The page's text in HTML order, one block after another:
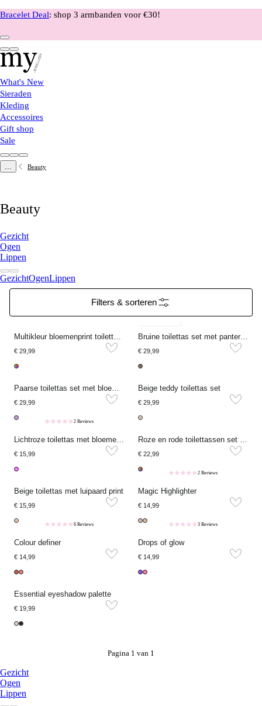
Bracelet Deal: shop 3 armbanden voor €30!
What's New
Sieraden
Kleding
Accessoires
Gift shop
Sale
... Beauty
Beauty
Gezicht
Ogen
Lippen
GezichtOgenLippen
Filters & sorteren
€ 29,99
Reisessential
€ 29,99
€ 29,99
Beige teddy toilettas set
€ 29,99
2 Reviews
€ 15,99 € 22,99
Beige toilettas met luipaard print
€ 15,99
2 Reviews
Magic Highlighter
€ 14,99
6 Reviews
Colour definer
€ 14,99
3 Reviews
Drops of glow
€ 14,99
Essential eyeshadow palette
€ 19,99
Pagina 1 van 1
Gezicht
Ogen
Lippen